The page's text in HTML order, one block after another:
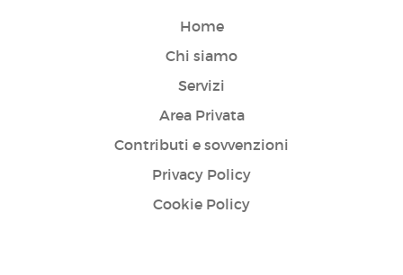
Home
Chi siamo
Servizi
Area Privata
Contributi e sovvenzioni
Privacy Policy
Cookie Policy